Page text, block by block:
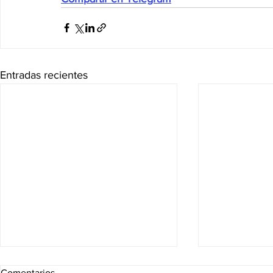
Entradas recientes